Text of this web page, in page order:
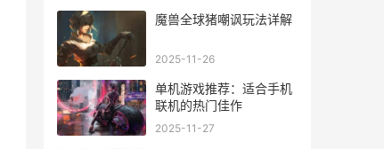
魔兽全球猪嘲讽玩法详解
2025-11-26
单机游戏推荐：适合手机
联机的热门佳作
2025-11-27